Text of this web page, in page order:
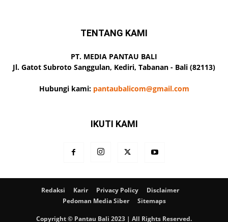
TENTANG KAMI
PT. MEDIA PANTAU BALI
Jl. Gatot Subroto Sanggulan, Kediri, Tabanan - Bali (82113)
Hubungi kami: pantaubalicom@gmail.com
IKUTI KAMI
Redaksi Karir Privacy Policy
Disclaimer
Pedoman Media Siber
Sitemaps
Copyright © Pantau Bali 2023 | All Rights Reserved.